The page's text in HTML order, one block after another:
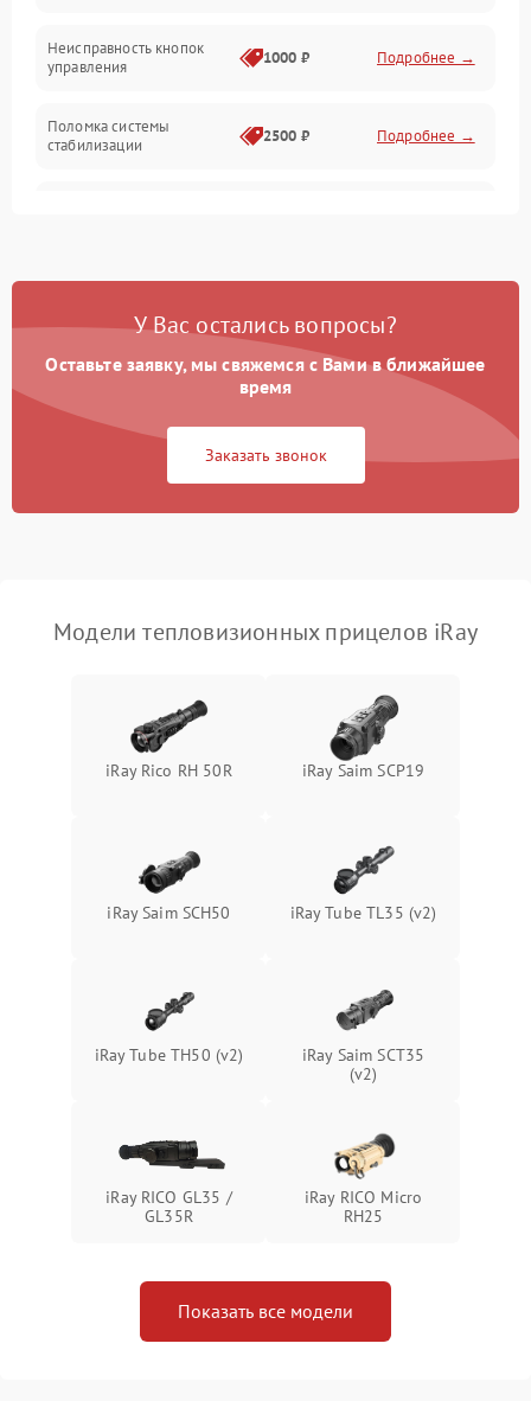
Неисправность кнопок
управления
1000 ₽ Подробнее →
Поломка системы
стабилизации
2500 ₽ Подробнее →
Неисправность системы
Поломка системы GPS 2000 ₽ Подробнее →
Повреждение системы
защиты от перегрузок
1500 ₽
автоматического
1500 ₽ Подробнее →
Неисправность системы
защиты от
1500 ₽ Подробнее →
Неисправность системы
защиты от замыкания
Подробнее →
Неисправность системы
Поломка системы защиты
от перенапряжения
Подробнее →
У Вас остались вопросы?
Оставьте заявку, мы свяжемся с Вами в ближайшее
время
Заказать звонок
Модели тепловизионных прицелов iRay
iRay Rico RH 50R iRay Saim SCP19
iRay Saim SCH50 iRay Tube TL35 (v2)
iRay Tube TH50 (v2)
iRay Saim SCT35
(v2)
iRay RICO GL35 /
GL35R
iRay RICO Micro
RH25
Показать все модели